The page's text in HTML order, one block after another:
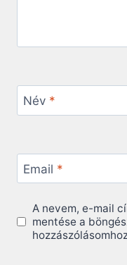
Név *
Email *
A nevem, e-mail
mentése a